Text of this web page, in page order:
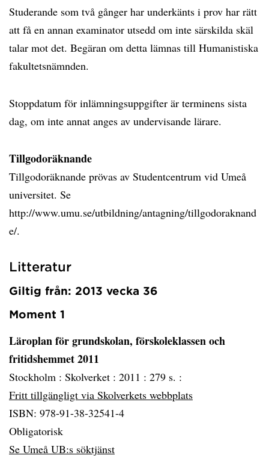
Studerande som två gånger har underkänts i prov har rätt
att få en annan examinator utsedd om inte särskilda skäl
talar mot det. Begäran om detta lämnas till Humanistiska
fakultetsnämnden.
Stoppdatum för inlämningsuppgifter är terminens sista
dag, om inte annat anges av undervisande lärare.
Tillgodoräknande
Tillgodoräknande prövas av Studentcentrum vid Umeå
universitet. Se
http://www.umu.se/utbildning/antagning/tillgodoraknand
e/.
Litteratur
Giltig från: 2013 vecka 36
Moment 1
Läroplan för grundskolan, förskoleklassen och
fritidshemmet 2011
Stockholm : Skolverket : 2011 : 279 s. :
Fritt tillgängligt via Skolverkets webbplats
ISBN: 978-91-38-32541-4
Obligatorisk
Se Umeå UB:s söktjänst